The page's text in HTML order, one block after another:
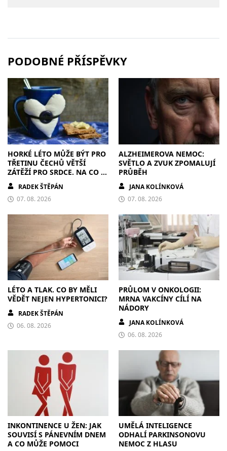
PODOBNÉ PŘÍSPĚVKY
HORKÉ LÉTO MŮŽE BÝT PRO
TŘETINU ČECHŮ VĚTŠÍ
ZÁTĚŽÍ PRO SRDCE. NA CO SI
DÁT POZOR?
RADEK ŠTĚPÁN
07. 08. 2026
ALZHEIMEROVA NEMOC:
SVĚTLO A ZVUK ZPOMALUJÍ
PRŮBĚH
JANA KOLÍNKOVÁ
07. 08. 2026
LÉTO A TLAK. CO BY MĚLI
VĚDĚT NEJEN HYPERTONICI?
RADEK ŠTĚPÁN
06. 08. 2026
PRŮLOM V ONKOLOGII:
MRNA VAKCÍNY CÍLÍ NA
NÁDORY
JANA KOLÍNKOVÁ
06. 08. 2026
INKONTINENCE U ŽEN: JAK
SOUVISÍ S PÁNEVNÍM DNEM
A CO MŮŽE POMOCI
UMĚLÁ INTELIGENCE
ODHALÍ PARKINSONOVU
NEMOC Z HLASU